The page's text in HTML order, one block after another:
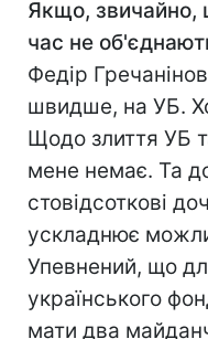
Якщо, звичайно,
час не
Федір
швидше, на УБ.
Щодо злиття УБ
мене немає. Та
стовідсоткові
ускладнює
Упевнений, що
українського
мати два